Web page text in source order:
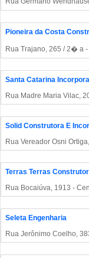
Pioneira da Costa
Rua Trajano, 265 / 2� a -
Santa Catarina
Rua Madre Maria Vilac,
Solid Construtora E
Rua Vereador Osni
Terras Terras
Rua Bocaiúva, 1913 -
Seleta Engenharia
Rua Jerônimo Coelho,